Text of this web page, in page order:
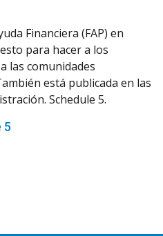
Financiera (FAP) en
para hacer a los
las comunidades
está publicada en las
Schedule 5.
5